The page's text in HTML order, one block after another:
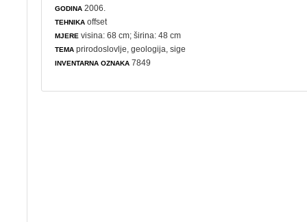
GODINA 2006.
TEHNIKA offset
MJERE visina: 68 cm; širina: 48 cm
TEMA prirodoslovlje ,geologija ,sige
INVENTARNA OZNAKA 7849